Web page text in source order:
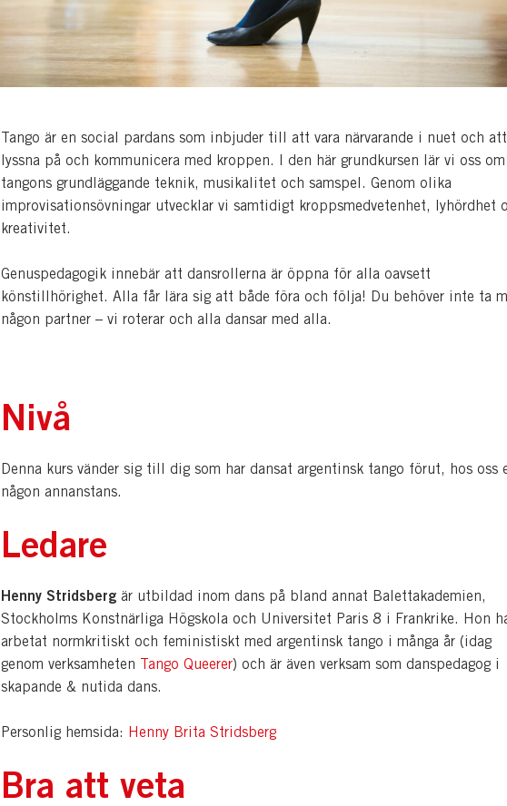
Tango är en social pardans som inbjuder till att vara närvarande i nuet och att
lyssna på och kommunicera med kroppen. I den här grundkursen lär vi oss om
tangons grundläggande teknik, musikalitet och samspel. Genom olika
improvisationsövningar utvecklar vi samtidigt kroppsmedvetenhet, lyhördhet
kreativitet.
Genuspedagogik innebär att dansrollerna är öppna för alla oavsett
könstillhörighet. Alla får lära sig att både föra och följa! Du behöver inte ta
någon partner – vi roterar och alla dansar med alla.
Nivå
Denna kurs vänder sig till dig som har dansat argentinsk tango förut, hos oss
någon annanstans.
Ledare
Henny Stridsberg är utbildad inom dans på bland annat Balettakademien,
Stockholms Konstnärliga Högskola och Universitet Paris 8 i Frankrike. Hon
arbetat normkritiskt och feministiskt med argentinsk tango i många år (idag
genom verksamheten Tango Queerer) och är även verksam som danspedagog i
skapande & nutida dans.
Personlig hemsida: Henny Brita Stridsberg
Bra att veta